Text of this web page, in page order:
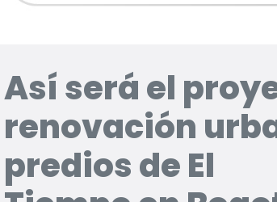
Así será el
renovación
predios de El